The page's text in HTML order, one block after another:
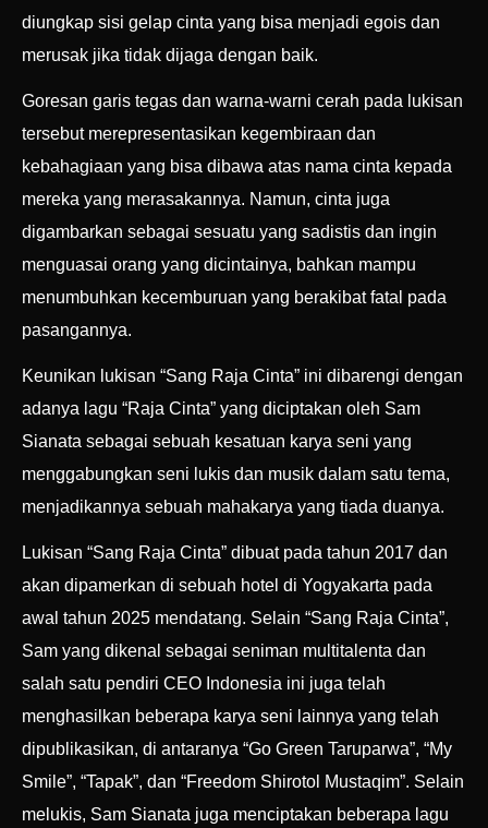
diungkap sisi gelap cinta yang bisa menjadi egois dan
merusak jika tidak dijaga dengan baik.
Goresan garis tegas dan warna-warni cerah pada lukisan
tersebut merepresentasikan kegembiraan dan
kebahagiaan yang bisa dibawa atas nama cinta kepada
mereka yang merasakannya. Namun, cinta juga
digambarkan sebagai sesuatu yang sadistis dan ingin
menguasai orang yang dicintainya, bahkan mampu
menumbuhkan kecemburuan yang berakibat fatal pada
pasangannya.
Keunikan lukisan “Sang Raja Cinta” ini dibarengi dengan
adanya lagu “Raja Cinta” yang diciptakan oleh Sam
Sianata sebagai sebuah kesatuan karya seni yang
menggabungkan seni lukis dan musik dalam satu tema,
menjadikannya sebuah mahakarya yang tiada duanya.
Lukisan “Sang Raja Cinta” dibuat pada tahun 2017 dan
akan dipamerkan di sebuah hotel di Yogyakarta pada
awal tahun 2025 mendatang. Selain “Sang Raja Cinta”,
Sam yang dikenal sebagai seniman multitalenta dan
salah satu pendiri CEO Indonesia ini juga telah
menghasilkan beberapa karya seni lainnya yang telah
dipublikasikan, di antaranya “Go Green Taruparwa”, “My
Smile”, “Tapak”, dan “Freedom Shirotol Mustaqim”. Selain
melukis, Sam Sianata juga menciptakan beberapa lagu